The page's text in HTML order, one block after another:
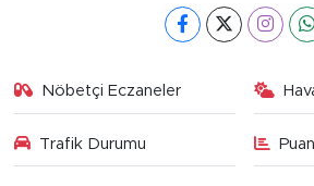
Nöbetçi Eczaneler
Trafik Durumu